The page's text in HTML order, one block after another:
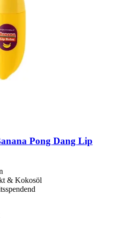
Pong Dang Lip
& Kokosöl